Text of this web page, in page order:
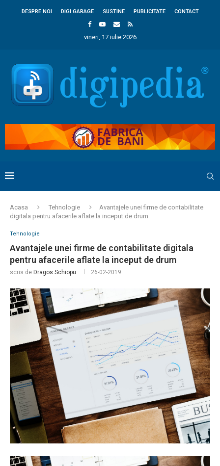
DESPRE NOI DIGI GARAGE SUSTINE PUBLICITATE CONTACT
vineri, 17 iulie 2026
Acasa Tehnologie
Avantajele unei firme de contabilitate
digitala pentru afacerile aflate la inceput de drum
Tehnologie
Avantajele unei firme de contabilitate digitala
pentru afacerile aflate la inceput de drum
scris de Dragos Schiopu 26-02-2019